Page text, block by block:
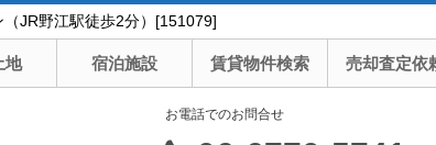
JR野江駅徒歩2分）[151079]
地 宿泊施設 賃貸物件検索 売却査定依
お電話でのお問合せ